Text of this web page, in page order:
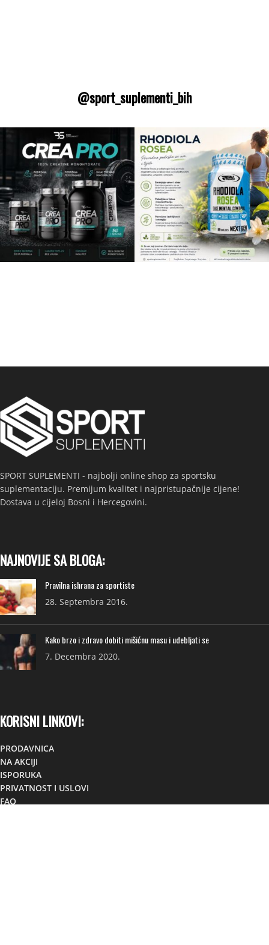
@sport_suplementi_bih
SPORT SUPLEMENTI - najbolji online shop za sportsku
suplementaciju. Premijum kvalitet i najpristupačnije cijene!
Dostava u cijeloj Bosni i Hercegovini.
NAJNOVIJE SA BLOGA:
Pravilna ishrana za sportiste
28. Septembra 2016.
Kako brzo i zdravo dobiti mišićnu masu i udebljati se
7. Decembra 2020.
KORISNI LINKOVI:
PRODAVNICA
NA AKCIJI
ISPORUKA
PRIVATNOST I USLOVI
FAQ